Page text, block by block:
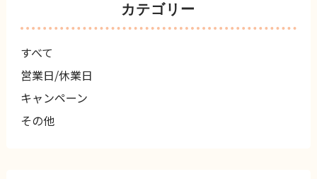
カテゴリー
すべて
営業日/休業日
キャンペーン
その他